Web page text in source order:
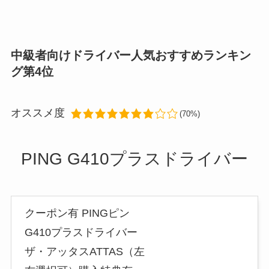
中級者向けドライバー人気おすすめランキン
グ第4位
オススメ度 (70%)
PING G410プラスドライバー
クーポン有 PINGピン
G410プラスドライバー
ザ・アッタスATTAS（左